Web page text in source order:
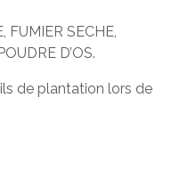
FUMIER SECHE,
D’OS.
de plantation lors de